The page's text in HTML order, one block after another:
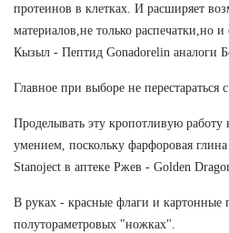
протеинов в клетках. И расширяет
материалов,не только распечатки,но
Кызыл - Пептид Gonadorelin аналоги
Главное при выборе не перестараться с
Проделывать эту кропотливую
умением, поскольку фарфоровая глина
Stanoject в аптеке Ржев - Golden
В руках - красные флаги и картонные
полутораметровых "ножках".